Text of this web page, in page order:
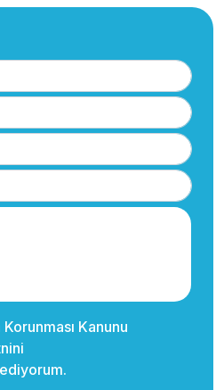
Kanunu